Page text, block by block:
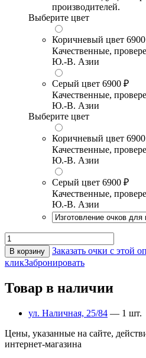
производителей.
Выберите цвет
Коричневый цвет
Качественные,
Ю.-В. Азии
Серый цвет 6900 ₽
Качественные,
Ю.-В. Азии
Выберите цвет
Коричневый цвет
Качественные,
Ю.-В. Азии
Серый цвет 6900 ₽
Качественные,
Ю.-В. Азии
В корзину Заказать очки с этой
кликЗабронировать
Товар в наличии
ул. Наличная, 25/84 — 1 шт.
Цены, указанные на сайте,
интернет-магазина